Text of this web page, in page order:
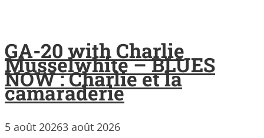
GA-20 with Charlie
Musselwhite – BLUES
NOW : Charlie et la
camaraderie
5 août 20263 août 2026